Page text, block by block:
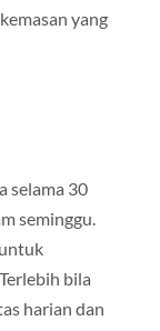
yang
selama 30
seminggu.
bila
harian dan